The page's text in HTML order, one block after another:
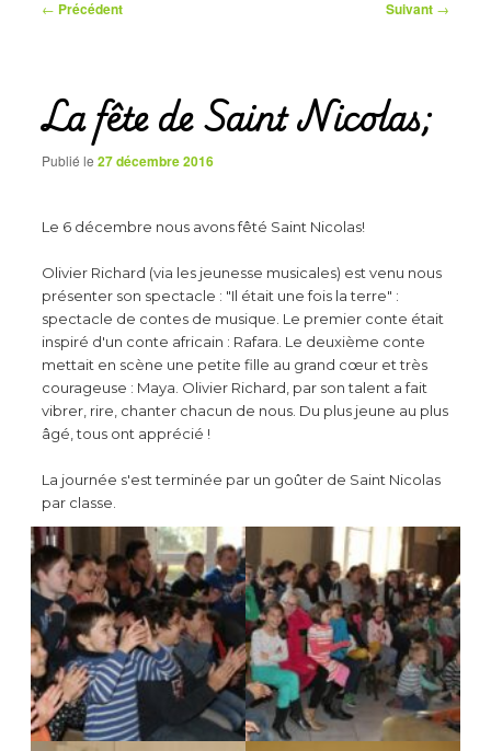
Navigation
← Précédent Suivant →
La fête de Saint Nicolas;
Publié le27 décembre 2016
Le 6 décembre nous avons fêté Saint Nicolas!
Olivier Richard (via les jeunesse musicales) est venu nous
présenter son spectacle : "Il était une fois la terre" :
spectacle de contes de musique. Le premier conte était
inspiré d'un conte africain : Rafara. Le deuxième conte
mettait en scène une petite fille au grand cœur et très
courageuse : Maya. Olivier Richard, par son talent a fait
vibrer, rire, chanter chacun de nous. Du plus jeune au plus
âgé, tous ont apprécié !
La journée s'est terminée par un goûter de Saint Nicolas
par classe.